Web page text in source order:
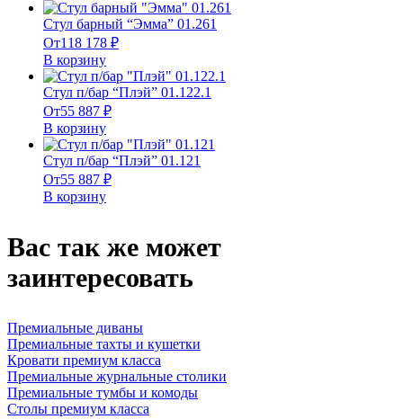
Стул барный “Эмма” 01.261
От118 178 ₽
В корзину
Стул п/бар “Плэй” 01.122.1
От55 887 ₽
В корзину
Стул п/бар “Плэй” 01.121
От55 887 ₽
В корзину
Вас так же может
заинтересовать
Премиальные диваны
Премиальные тахты и кушетки
Кровати премиум класса
Премиальные журнальные столики
Премиальные тумбы и комоды
Столы премиум класса